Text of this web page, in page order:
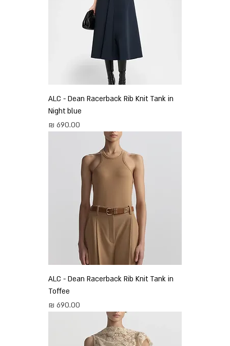
ALC - Dean Racerback Rib Knit Tank in
Night blue
מחיר
ALC - Dean Racerback Rib Knit Tank in
Toffee
מחיר